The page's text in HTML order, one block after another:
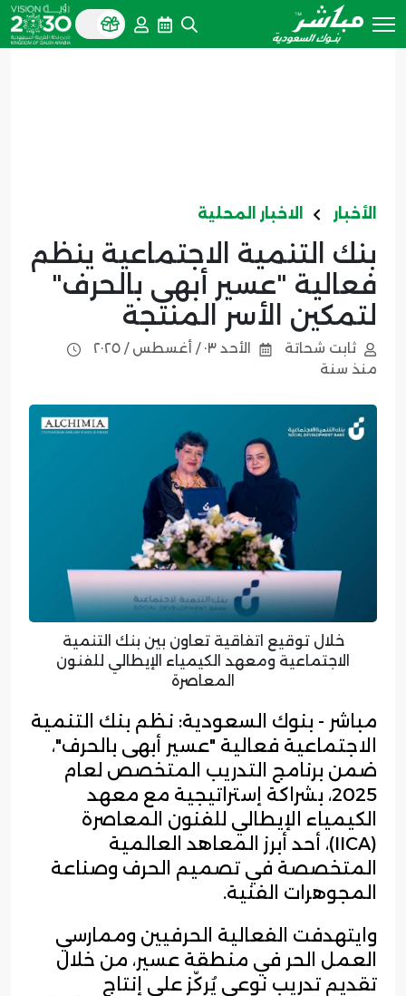
الأخبار الاخبار المحلية
بنك التنمية الاجتماعية ينظم
فعالية "عسير أبهى بالحرف"
لتمكين الأسر المنتجة
ثابت شحاتة
الأحد ٠٣ / أغسطس / ٢٠٢٥
منذ سنة
خلال توقيع اتفاقية تعاون بين بنك التنمية
الاجتماعية ومعهد الكيمياء الإيطالي للفنون
المعاصرة
مباشر - بنوك السعودية: نظم بنك التنمية
الاجتماعية فعالية "عسير أبهى بالحرف"،
ضمن برنامج التدريب المتخصص لعام
2025، بشراكة إستراتيجية مع معهد
الكيمياء الإيطالي للفنون المعاصرة
(IICA)، أحد أبرز المعاهد العالمية
المتخصصة في تصميم الحرف وصناعة
المجوهرات الفنية.
وايتهدفت الفعالية الحرفيين وممارسي
العمل الحر في منطقة عسير، من خلال
تقديم تدريب نوعي يُركّز على إنتاج